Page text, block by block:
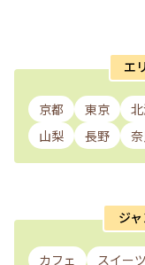
エ
京都 東京
山梨
長野
ジ
カフェ スイーツ